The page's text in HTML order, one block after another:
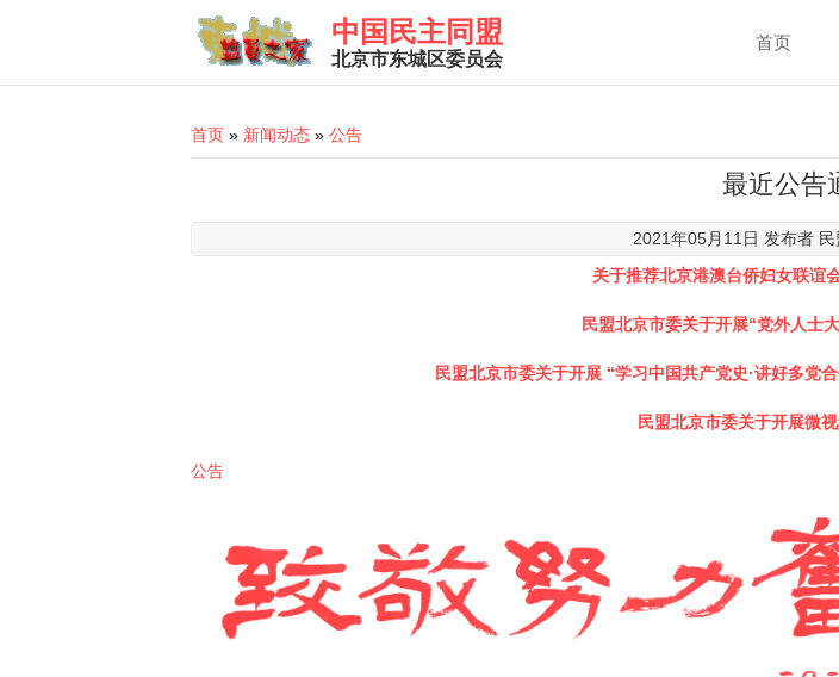
中国民主同盟
北京市东城区委员会
首页
You are here
首页 » 新闻动态 » 公告
最近公告
2021年05月11日 发布者
关于推荐北京港澳台侨妇女联谊
民盟北京市委关于开展“党外人士
民盟北京市委关于开展“学习中国共产党史·讲好多党
民盟北京市委关于开展微
公告